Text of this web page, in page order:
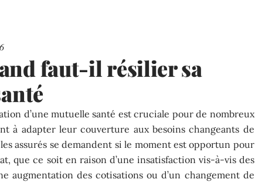
faut-il résilier sa
d’une mutuelle santé est cruciale pour de nombreux
à adapter leur couverture aux besoins changeants de
assurés se demandent si le moment est opportun pour
que ce soit en raison d’une insatisfaction vis-à-vis des
augmentation des cotisations ou d’un changement de